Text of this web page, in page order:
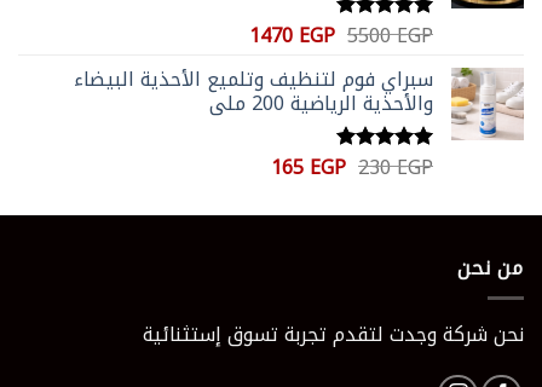
تم التقييم
5500EGP السعر
هو:
5500 EGP.
1470EGP السعر
هو:
1470 EGP.
سبراي فوم لتنظيف وتلميع الأحذية البيضاء
والأحذية الرياضية 200 ملي
تم التقييم
230EGP السعر
هو:
165EGP السعر
هو:
من نحن
نحن شركة وجدت لتقدم تجربة تسوق إستثنائية